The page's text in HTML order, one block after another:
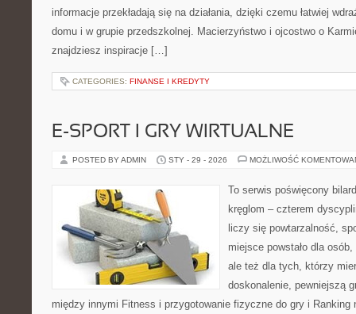
informacje przekładają się na działania, dzięki czemu łatwiej
domu i w grupie przedszkolnej. Macierzyństwo i ojcostwo o
znajdziesz inspiracje […]
CATEGORIES: FINANSE I KREDYTY
E-SPORT I GRY WIRTUALNE
POSTED BY ADMIN STY - 29 - 2026 MOŻLIWOŚĆ
To serwis poświęcony
kręglom – czterem
liczy się powtarzalność,
miejsce powstało dla
ale też dla tych, którzy
doskonalenie, pewniejszą
między innymi Fitness i przygotowanie fizyczne do gry i Ranking